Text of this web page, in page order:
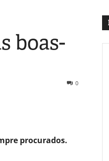
boas-
0
procurados.